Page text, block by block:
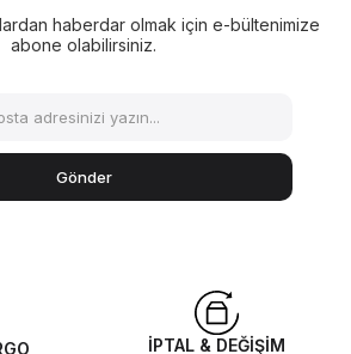
haberdar olmak için e-bültenimize
abone olabilirsiniz.
Gönder
İPTAL & DEĞİŞİM